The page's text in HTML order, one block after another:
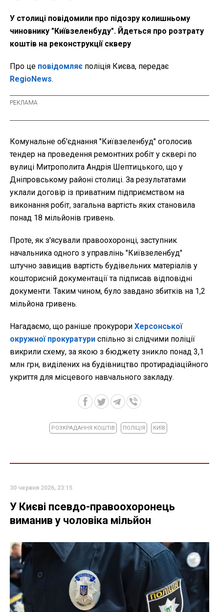
У столиці повідомили про підозру колишньому
чиновнику "Київзеленбуду". Йдеться про розтрату
коштів на реконструкції скверу
Про це повідомляє поліція Києва, передає
RegioNews.
Комунальне об'єднання "Київзеленбуд" оголосив
тендер на проведення ремонтних робіт у сквері по
вулиці Митрополита Андрія Шептицького, що у
Дніпровському районі столиці. За результатами
уклали договір із приватним підприємством на
виконання робіт, загальна вартість яких становила
понад 18 мільйонів гривень.
Проте, як з'ясували правоохоронці, заступник
начальника одного з управлінь "Київзеленбуд"
штучно завищив вартість будівельних матеріалів у
кошторисній документації та підписав відповідні
документи. Таким чином, було завдано збитків на 1,2
мільйона гривень.
Нагадаємо, що раніше прокурори Херсонської
окружної прокуратури спільно зі слідчими поліції
викрили схему, за якою з бюджету зникло понад 3,1
млн грн, виділених на будівництво протирадіаційного
укриття для місцевого навчального закладу.
РОЗКРАДАННЯ КОШТІВ ПОЛІЦІЯ КИЇВ
30 червня 2026, 23:15
У Києві псевдо-правоохоронець
виманив у чоловіка мільйон